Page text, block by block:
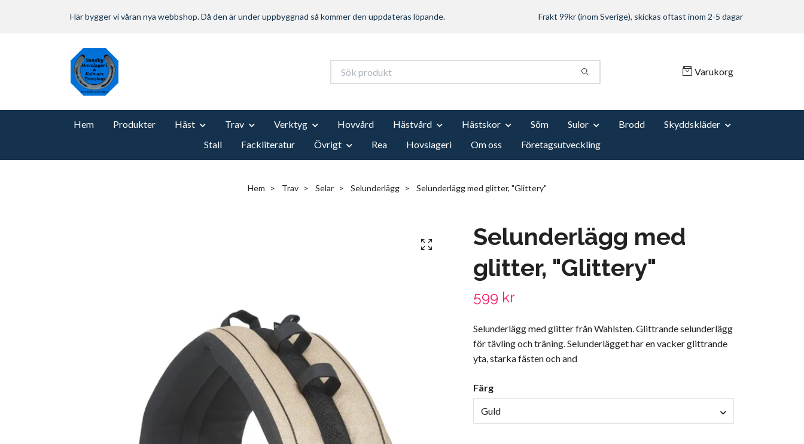
Här bygger vi våran nya webbshop. Då den är under uppbyggnad så kommer den uppdateras löpande. Frakt 99kr (inom Sverige), skickas oftast inom 2-5 dagar
Varukorg
Hem Produkter Häst Trav Verktyg Hovvård Hästvård Hästskor Söm Sulor Brodd
Skyddskläder
Stall
Fackliteratur Övrigt Rea Hovslageri Om oss Företagsutveckling
Hem Trav Selar Selunderlägg Selunderlägg med glitter, "Glittery"
Selunderlägg med
glitter, "Glittery"
599 kr
Selunderlägg med glitter från Wahlsten. Glittrande selunderlägg
för tävling och träning. Selunderlägget har en vacker glittrande
yta, starka fästen och and
Färg
Guld